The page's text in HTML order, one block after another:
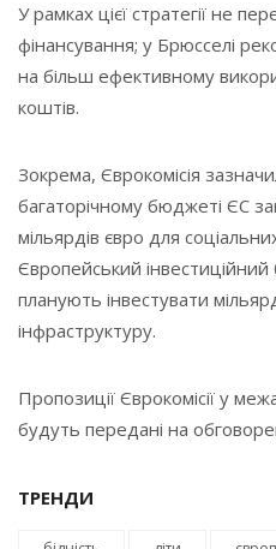
У рамках цієї стратегії не
фінансування; у Брюсселі
на більш ефективному
коштів.
Зокрема, Єврокомісія
багаторічному бюджеті ЄС
мільярдів євро для
Європейський інвестиційний
планують інвестувати
інфраструктуру.
Пропозиції Єврокомісії у
будуть передані на
ТРЕНДИ